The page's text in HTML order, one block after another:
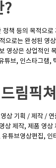
?
책 등의 목적으
으로는 완성된 영
영상은 상업적인
튜브, 인스타그램,
드림픽
상 기획 / 제작 /
상 제작, 제품 영
튜브영상편집,